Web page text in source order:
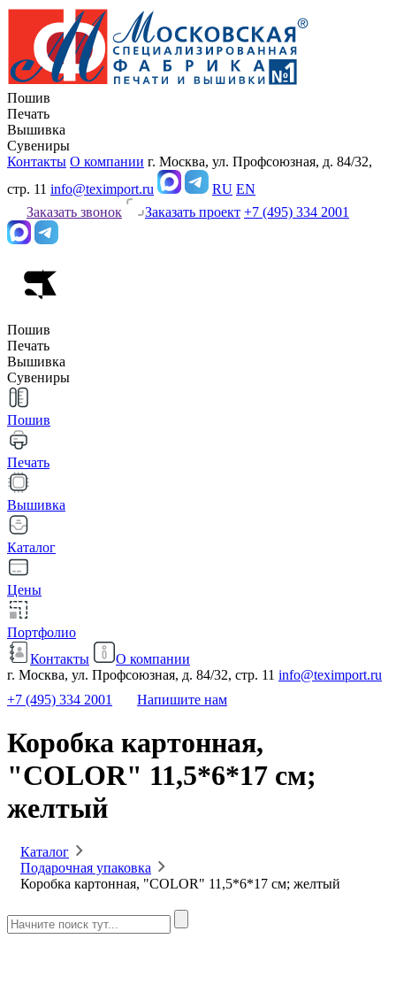
Пошив
Печать
Вышивка
Сувениры
Контакты О компании г. Москва, ул. Профсоюзная, д. 84/32,
стр. 11 info@teximport.ru RU EN
Заказать звонок
Заказать проект +7 (495) 334 2001
Пошив
Печать
Вышивка
Сувениры
Пошив
Печать
Вышивка
Каталог
Цены
Портфолио
Контакты
О компании
г. Москва, ул. Профсоюзная, д. 84/32, стр. 11 info@teximport.ru
+7 (495) 334 2001
Напишите нам
Коробка картонная,
"COLOR" 11,5*6*17 см;
желтый
Каталог
Подарочная упаковка
Коробка картонная, "COLOR" 11,5*6*17 см; желтый